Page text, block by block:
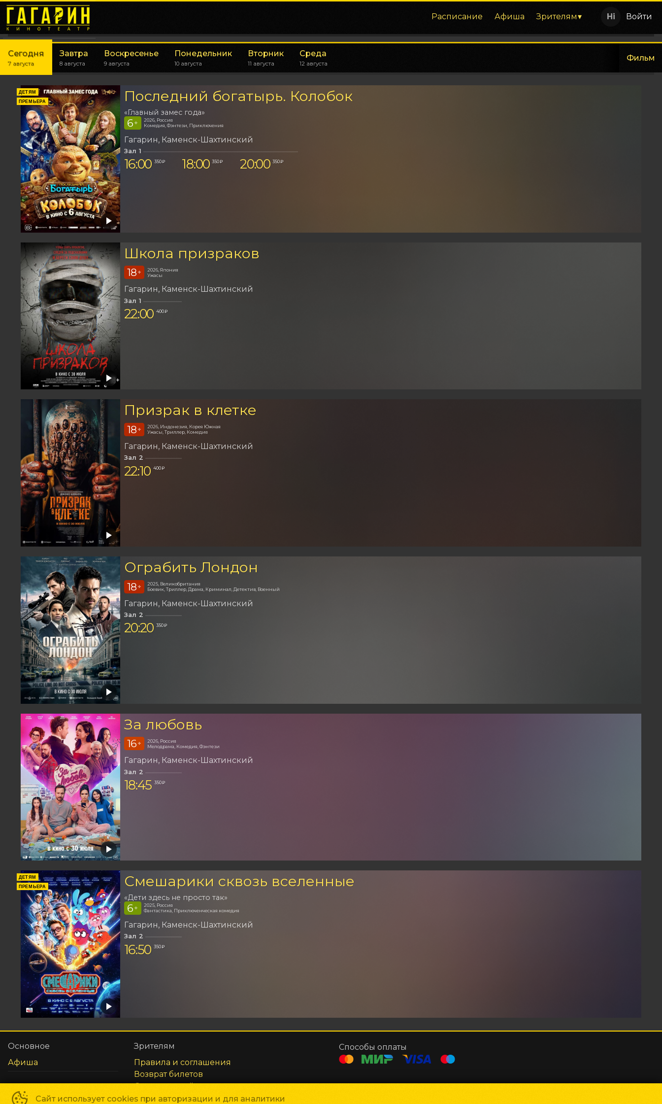
Расписание Афиша Зрителям Войти
Сегодня
7 августа
Завтра
8 августа
Воскресенье
9 августа
Понедельник
10 августа
Вторник
11 августа
Среда
12 августа
Фильм
ДЕТЯМ
ПРЕМЬЕРА
Последний богатырь. Колобок
«Главный замес года»
6 +
2026, Россия
Комедия, Фэнтези, Приключения
Гагарин Каменск-Шахтинский
Зал 1
16:00 350 ₽ 18:00 350 ₽ 20:00 350 ₽
Школа призраков
18 +
2026, Япония
Ужасы
Гагарин Каменск-Шахтинский
Зал 1
22:00 400 ₽
Призрак в клетке
18 +
2026, Индонезия, Корея Южная
Ужасы, Триллер, Комедия
Гагарин Каменск-Шахтинский
Зал 2
22:10 400 ₽
Ограбить Лондон
18 +
2025, Великобритания
Боевик, Триллер, Драма, Криминал, Детектив, Военный
Гагарин Каменск-Шахтинский
Зал 2
20:20 350 ₽
За любовь
16 +
2026, Россия
Мелодрама, Комедия, Фэнтези
Гагарин Каменск-Шахтинский
Зал 2
18:45 350 ₽
ДЕТЯМ
ПРЕМЬЕРА
Смешарики сквозь вселенные
«Дети здесь не просто так»
6 +
2025, Россия
Фантастика, Приключенческая комедия
Гагарин Каменск-Шахтинский
Зал 2
16:50 350 ₽
Сайт использует cookies при авторизации и для аналитики
Основное
Афиша
Зрителям
Правила и соглашения
Возврат билетов
Оплата картой
Реквизиты
Способы оплаты